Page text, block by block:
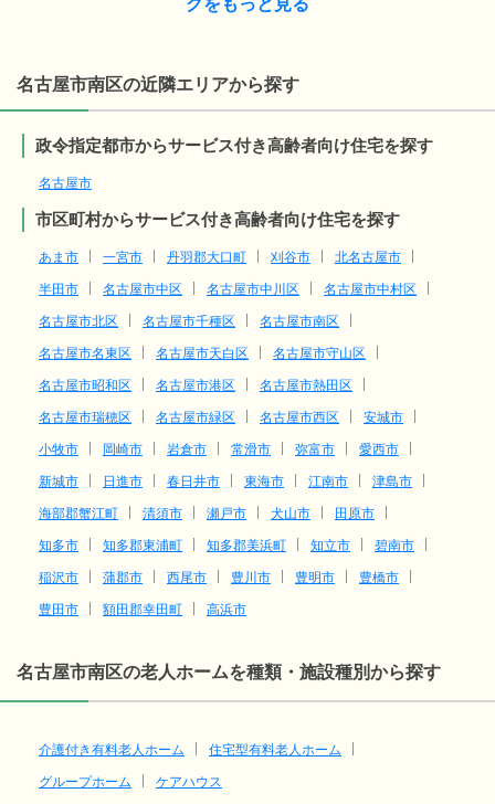
名古屋市南区の近隣エリアから探す
政令指定都市からサービス付き高齢者向け住宅を探す
名古屋市
市区町村からサービス付き高齢者向け住宅を探す
あま市 一宮市 丹羽郡大口町 刈谷市
北名古屋市
半田市
名古屋市中区 名古屋市中川区
名古屋市中村区
名古屋市北区
名古屋市千種区
名古屋市南区
名古屋市名東区
名古屋市天白区
名古屋市守山区
名古屋市昭和区
名古屋市港区
名古屋市熱田区
名古屋市瑞穂区
名古屋市緑区 名古屋市西区
安城市
小牧市
岡崎市 岩倉市 常滑市 弥富市
愛西市
新城市
日進市 春日井市 東海市 江南市
津島市
海部郡蟹江町
清須市 瀬戸市 犬山市
田原市
知多市
知多郡東浦町 知多郡美浜町 知立市
碧南市
稲沢市
蒲郡市 西尾市 豊川市 豊明市
豊橋市
豊田市
額田郡幸田町 高浜市
名古屋市南区の老人ホームを種類・施設種別から探す
介護付き有料老人ホーム
住宅型有料老人ホーム
グループホーム
ケアハウス